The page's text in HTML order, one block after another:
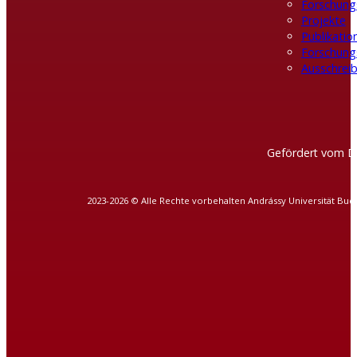
Projekte
Gefördert vom
2023-2026 © Alle Rechte vorbehalten Andrássy Universität